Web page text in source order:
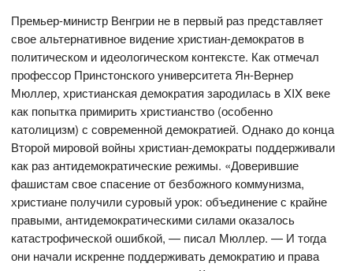
Премьер-министр Венгрии не в первый раз представляет
свое альтернативное видение христиан-демократов в
политическом и идеологическом контексте. Как отмечал
профессор Принстонского университета Ян-Вернер
Мюллер, христианская демократия зародилась в XIX веке
как попытка примирить христианство (особенно
католицизм) с современной демократией. Однако до конца
Второй мировой войны христиан-демократы поддерживали
как раз антидемократические режимы. «Доверившие
фашистам свое спасение от безбожного коммунизма,
христиане получили суровый урок: объединение с крайне
правыми, антидемократическими силами оказалось
катастрофической ошибкой, — писал Мюллер. — И тогда
они начали искренне поддерживать демократию и права